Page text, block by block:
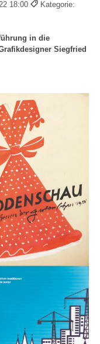
18:00
Kategorie:
in die
Siegfried